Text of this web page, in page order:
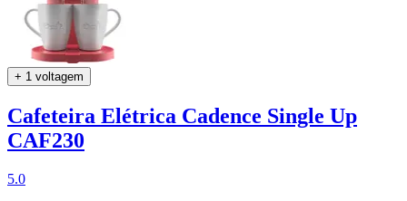
+ 1 voltagem
Cafeteira Elétrica Cadence Single Up
CAF230
5.0